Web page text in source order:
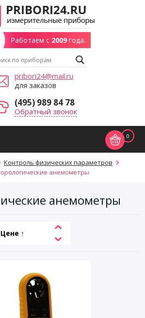
Работаем с 2009года.
pribori24@mail.ru
для заказов
(495) 989 84 78
Обратный звонок
0
Контроль физических параметров
анемометры
анемометры
Цене ↑